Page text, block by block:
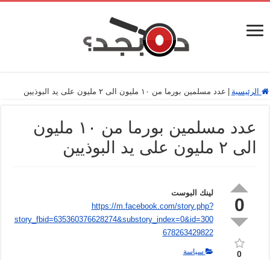
الرئيسية عدد مسلمين بورما من ١٠ مليون الى ٢ مليون على يد البوذيين
عدد مسلمين بورما من ١٠ مليون
الى ٢ مليون على يد البوذيين
0
0
لينك البوست
https://m.facebook.com/story.php?
story_fbid=635360376628274&substory_index=0&id=300
678263429822
سياسة